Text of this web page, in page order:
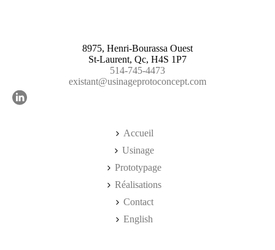
8975, Henri-Bourassa Ouest
St-Laurent, Qc, H4S 1P7
514-745-4473
existant@usinageprotoconcept.com
Accueil
Usinage
Prototypage
Réalisations
Contact
English